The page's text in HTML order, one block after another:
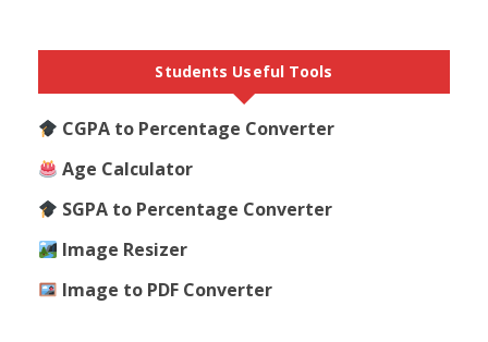
Students Useful Tools
CGPA to Percentage Converter
Age Calculator
SGPA to Percentage Converter
Image Resizer
Image to PDF Converter